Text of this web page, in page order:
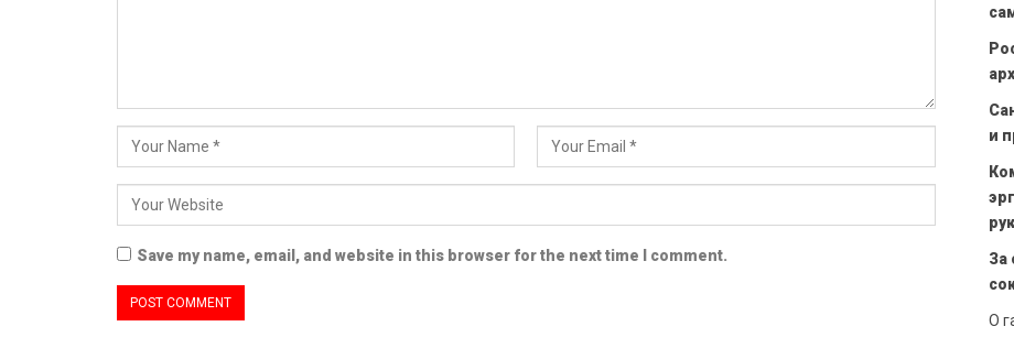
Save my name, email, and website in this browser for the next time I comment.
и
За
О